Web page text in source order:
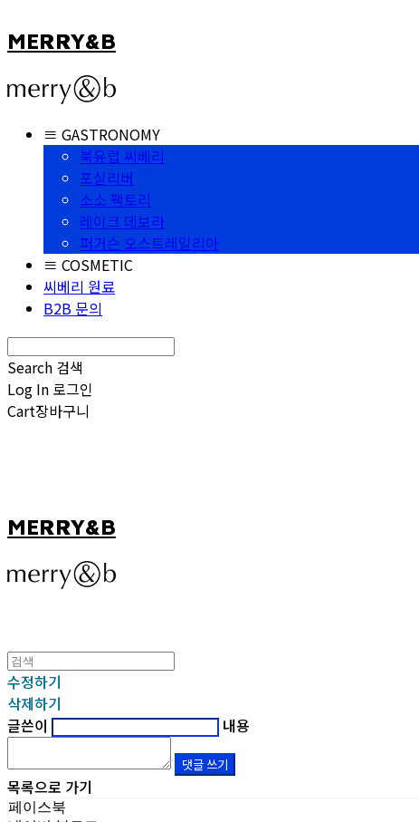
MERRY&B
≡ GASTRONOMY
북유럽 씨베리
포실리버
소소 팩토리
레이크 데보라
퍼거슨 오스트레일리아
≡ COSMETIC
씨베리 원료
B2B 문의
Search 검색
Log In 로그인
Cart장바구니
MERRY&B
수정하기
삭제하기
글쓴이
내용
댓글 쓰기
목록으로 가기
페이스북